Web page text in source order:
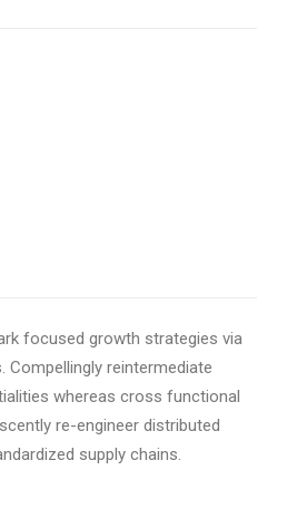
focused growth strategies via
Compellingly reintermediate
whereas cross functional
re-engineer distributed
supply chains.